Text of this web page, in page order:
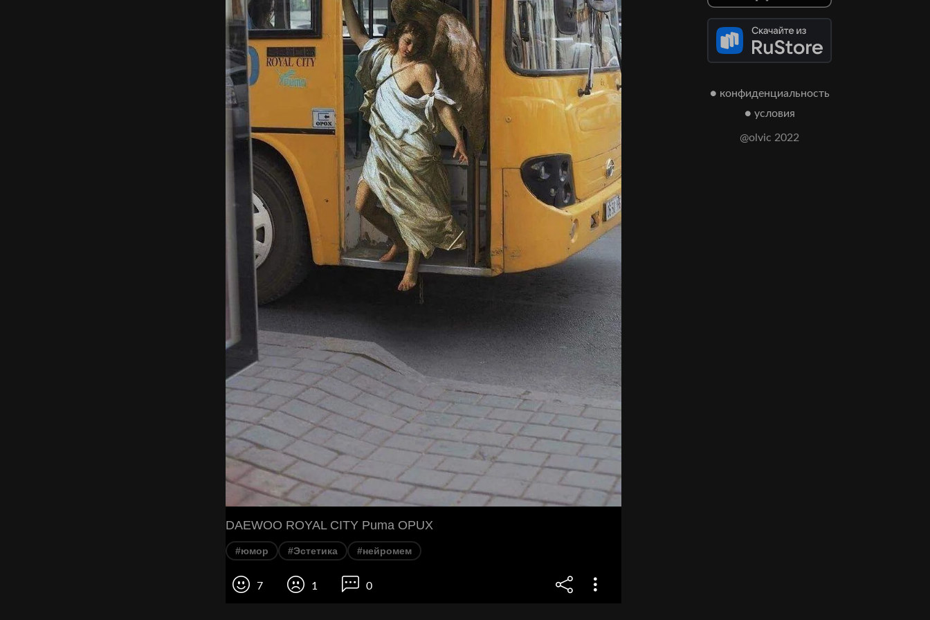
DAEWOO ROYAL CITY Puma OPUX
#юмор #Эстетика #нейромем
7 1 0
● конфиденциальность
● условия
@olvic 2022